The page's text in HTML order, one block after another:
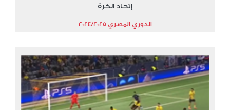
إتحاد الكرة
الدوري المصري 2024/2025